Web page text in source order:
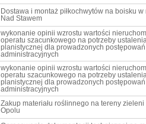
Dostawa i montaż piłkochwytów na boisku w
Nad Stawem
wykonanie opinii wzrostu wartości
operatu szacunkowego na potrzeby
planistycznej dla prowadzonych postępowań
administracyjnych
wykonanie opinii wzrostu wartości
operatu szacunkowego na potrzeby
planistycznej dla prowadzonych postępowań
administracyjnych
Zakup materiału roślinnego na tereny
Opolu